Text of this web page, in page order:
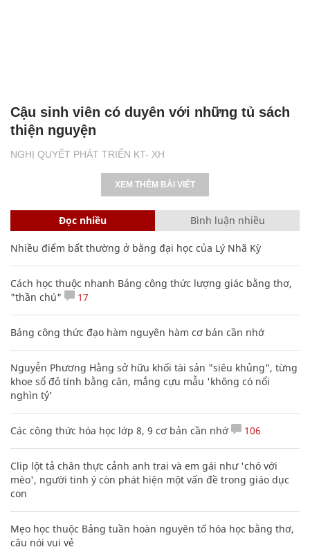
NGHỊ QUYẾT PHÁT TRIỂN KT- XH
Cậu sinh viên có duyên với những tủ sách
thiện nguyện
XEM THÊM BÀI VIẾT
Đọc nhiều Bình luận nhiều
Nhiều điểm bất thường ở bằng đại học của Lý Nhã Kỳ
Cách học thuộc nhanh Bảng công thức lượng giác bằng thơ,
"thần chú"
17
Bảng công thức đạo hàm nguyên hàm cơ bản cần nhớ
Nguyễn Phương Hằng sở hữu khối tài sản "siêu khủng", từng
khoe sổ đỏ tính bằng cân, mắng cựu mẫu 'không có nổi
nghìn tỷ'
Các công thức hóa học lớp 8, 9 cơ bản cần nhớ 106
Clip lột tả chân thực cảnh anh trai và em gái như 'chó với
mèo', người tinh ý còn phát hiện một vấn đề trong giáo dục
con
Mẹo học thuộc Bảng tuần hoàn nguyên tố hóa học bằng thơ,
câu nói vui vẻ